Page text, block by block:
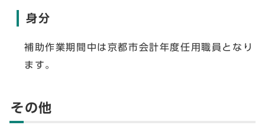
身分
補助作業期間中は京都市会計年度任用職員となり
ます。
その他